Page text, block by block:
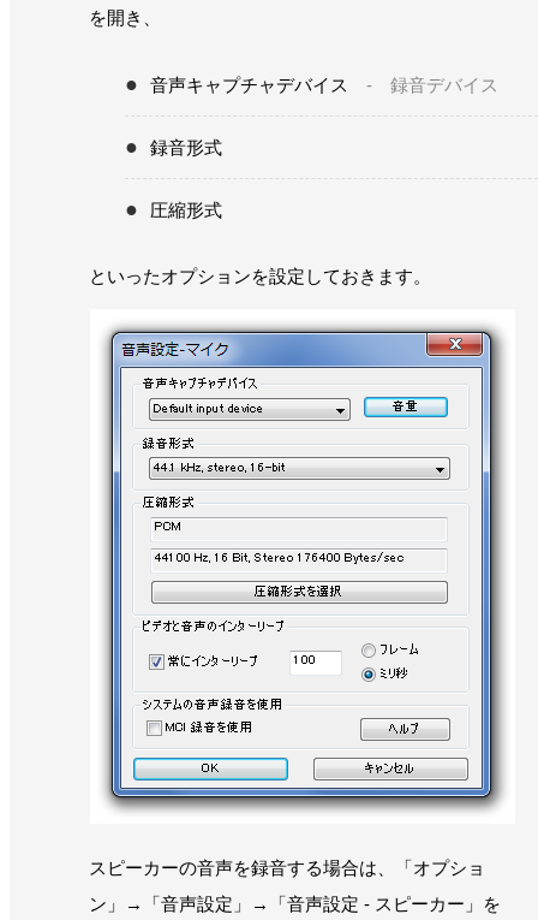
を開き、
音声キャプチャデバイス - 録音デバイス
録音形式
圧縮形式
といったオプションを設定しておきます。
スピーカーの音声を録音する場合は、「オプショ
ン」→「音声設定」→「音声設定 - スピーカー」を